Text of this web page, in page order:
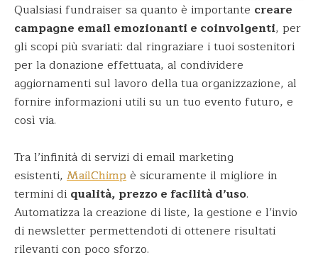
Qualsiasi fundraiser sa quanto è importante creare
campagne email emozionanti e coinvolgenti, per
gli scopi più svariati: dal ringraziare i tuoi sostenitori
per la donazione effettuata, al condividere
aggiornamenti sul lavoro della tua organizzazione, al
fornire informazioni utili su un tuo evento futuro, e
così via.
Tra l’infinità di servizi di email marketing
esistenti, MailChimpè sicuramente il migliore in
termini di qualità, prezzo e facilità d’uso.
Automatizza la creazione di liste, la gestione e l’invio
di newsletter permettendoti di ottenere risultati
rilevanti con poco sforzo.